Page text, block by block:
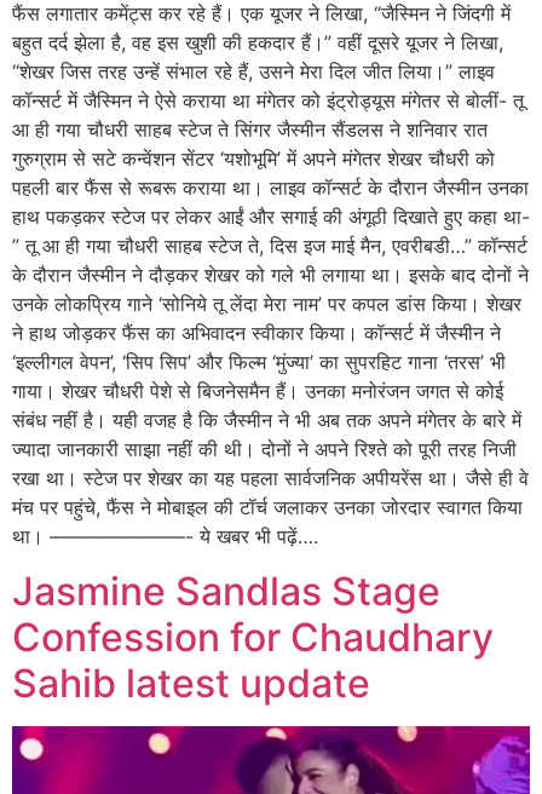
फैंस लगातार कमेंट्स कर रहे हैं। एक यूजर ने लिखा, “जैस्मिन ने जिंदगी में
बहुत दर्द झेला है, वह इस खुशी की हकदार हैं।” वहीं दूसरे यूजर ने लिखा,
“शेखर जिस तरह उन्हें संभाल रहे हैं, उसने मेरा दिल जीत लिया।” लाइव
कॉन्सर्ट में जैस्मिन ने ऐसे कराया था मंगेतर को इंट्रोड्यूस मंगेतर से बोलीं- तू
आ ही गया चौधरी साहब स्टेज ते सिंगर जैस्मीन सैंडलस ने शनिवार रात
गुरुग्राम से सटे कन्वेंशन सेंटर ‘यशोभूमि’ में अपने मंगेतर शेखर चौधरी को
पहली बार फैंस से रूबरू कराया था। लाइव कॉन्सर्ट के दौरान जैस्मीन उनका
हाथ पकड़कर स्टेज पर लेकर आईं और सगाई की अंगूठी दिखाते हुए कहा था-
” तू आ ही गया चौधरी साहब स्टेज ते, दिस इज माई मैन, एवरीबडी…” कॉन्सर्ट
के दौरान जैस्मीन ने दौड़कर शेखर को गले भी लगाया था। इसके बाद दोनों ने
उनके लोकप्रिय गाने ‘सोनिये तू लेंदा मेरा नाम’ पर कपल डांस किया। शेखर
ने हाथ जोड़कर फैंस का अभिवादन स्वीकार किया। कॉन्सर्ट में जैस्मीन ने
‘इल्लीगल वेपन’, ‘सिप सिप’ और फिल्म ‘मुंज्या’ का सुपरहिट गाना ‘तरस’ भी
गाया। शेखर चौधरी पेशे से बिजनेसमैन हैं। उनका मनोरंजन जगत से कोई
संबंध नहीं है। यही वजह है कि जैस्मीन ने भी अब तक अपने मंगेतर के बारे में
ज्यादा जानकारी साझा नहीं की थी। दोनों ने अपने रिश्ते को पूरी तरह निजी
रखा था। स्टेज पर शेखर का यह पहला सार्वजनिक अपीयरेंस था। जैसे ही वे
मंच पर पहुंचे, फैंस ने मोबाइल की टॉर्च जलाकर उनका जोरदार स्वागत किया
था। ———————- ये खबर भी पढ़ें….
Jasmine Sandlas Stage
Confession for Chaudhary
Sahib latest update